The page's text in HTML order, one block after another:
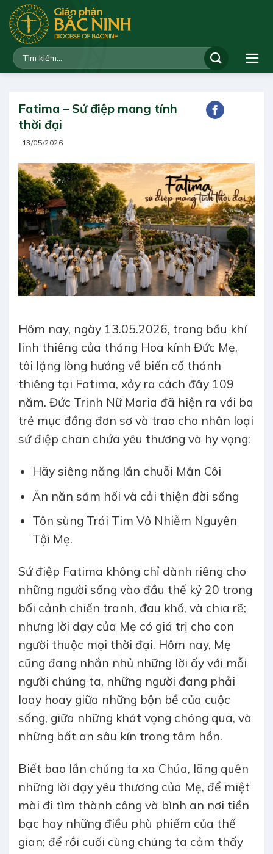
qua
dung
Fatima – Sứ điệp mang tính
thời đại
13/05/2026
Hôm nay, ngày 13.05.2026, trong bầu khí
linh thiêng của tháng Hoa kính Đức Mẹ,
tôi lặng lòng hướng về biến cố thánh
thiêng tại Fatima, xảy ra cách đây 109
năm. Đức Trinh Nữ Maria đã hiện ra với ba
trẻ mục đồng đơn sơ và trao cho nhân loại
sứ điệp chan chứa yêu thương và hy vọng:
Hãy siêng năng lần chuỗi Mân Côi
Ăn năn sám hối và cải thiện đời sống
Tôn sùng Trái Tim Vô Nhiễm Nguyên
Tội Mẹ.
Sứ điệp Fatima không chỉ dành riêng cho
những người sống vào đầu thế kỷ 20 trong
bối cảnh chiến tranh, đau khổ, và chia rẽ;
nhưng lời dạy của Mẹ có giá trị cho con
người thuộc mọi thời đại. Hôm nay, Mẹ
cũng đang nhắn nhủ những lời ấy với mỗi
người chúng ta, những người đang phải
loay hoay giữa những bộn bề của cuộc
sống, giữa những khát vọng chóng qua, và
những bất an sâu kín trong tâm hồn.
Biết bao lần chúng ta xa Chúa, lãng quên
những lời dạy yêu thương của Mẹ, để miệt
mài đi tìm thành công và bình an nơi tiền
bạc hay những điều phù phiếm của thế
gian; để rồi cuối cùng chúng ta cảm thấy